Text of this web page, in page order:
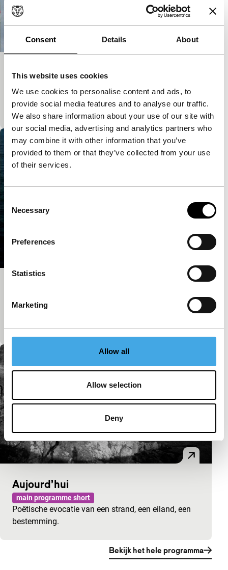
Consent Details About
This website uses cookies
We use cookies to personalise content and ads, to
provide social media features and to analyse our traffic.
We also share information about your use of our site with
our social media, advertising and analytics partners who
may combine it with other information that you’ve
provided to them or that they’ve collected from your use
of their services.
Selection
Necessary
Preferences
Statistics
Marketing
Allow all
Allow selection
Deny
Starship
Schepen als ruimteschepen: zo mooi zag je ze nog
nooit.
main programme short
Aujourd’hui
main programme short
Poëtische evocatie van een strand, een eiland, een
bestemming.
Bekijk het hele programma